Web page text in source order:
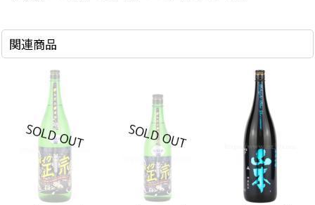
関連商品